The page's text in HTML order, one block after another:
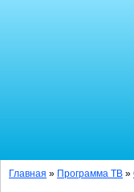
Главная » Программа ТВ »